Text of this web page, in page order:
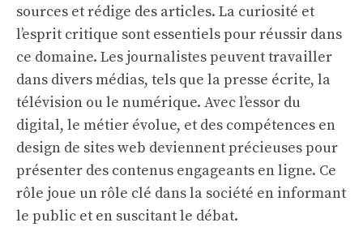
sources et rédige des articles. La curiosité et
l’esprit critique sont essentiels pour réussir dans
ce domaine. Les journalistes peuvent travailler
dans divers médias, tels que la presse écrite, la
télévision ou le numérique. Avec l’essor du
digital, le métier évolue, et des compétences en
design de sites web deviennent précieuses pour
présenter des contenus engageants en ligne. Ce
rôle joue un rôle clé dans la société en informant
le public et en suscitant le débat.